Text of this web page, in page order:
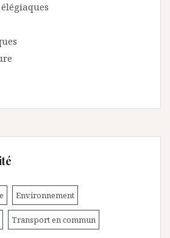
Environnement
Transport en commun